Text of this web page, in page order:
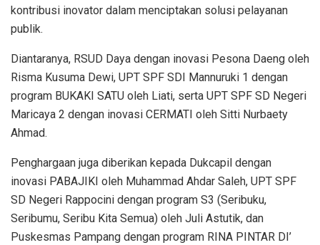
kontribusi inovator dalam menciptakan solusi pelayanan
publik.
Diantaranya, RSUD Daya dengan inovasi Pesona Daeng oleh
Risma Kusuma Dewi, UPT SPF SDI Mannuruki 1 dengan
program BUKAKI SATU oleh Liati, serta UPT SPF SD Negeri
Maricaya 2 dengan inovasi CERMATI oleh Sitti Nurbaety
Ahmad.
Penghargaan juga diberikan kepada Dukcapil dengan
inovasi PABAJIKI oleh Muhammad Ahdar Saleh, UPT SPF
SD Negeri Rappocini dengan program S3 (Seribuku,
Seribumu, Seribu Kita Semua) oleh Juli Astutik, dan
Puskesmas Pampang dengan program RINA PINTAR DI’